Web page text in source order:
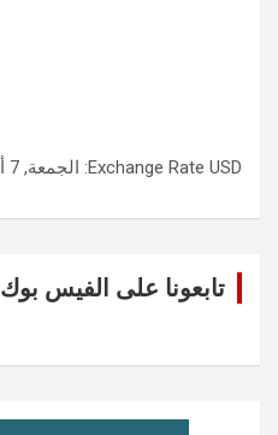
Exchange Rate USD : الجمعة, 7 أغسطس.
تابعونا على الفيس بوك